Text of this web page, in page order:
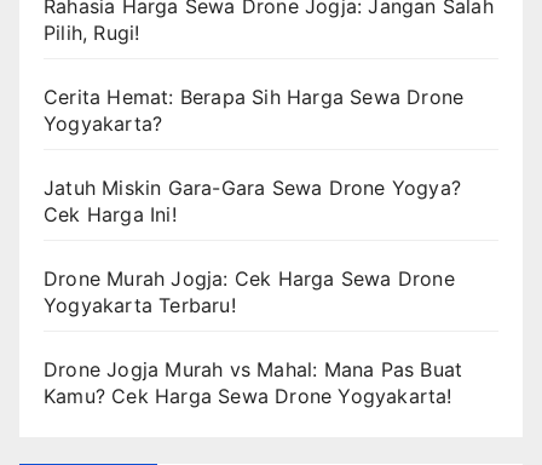
Rahasia Harga Sewa Drone Jogja: Jangan Salah
Pilih, Rugi!
Cerita Hemat: Berapa Sih Harga Sewa Drone
Yogyakarta?
Jatuh Miskin Gara-Gara Sewa Drone Yogya?
Cek Harga Ini!
Drone Murah Jogja: Cek Harga Sewa Drone
Yogyakarta Terbaru!
Drone Jogja Murah vs Mahal: Mana Pas Buat
Kamu? Cek Harga Sewa Drone Yogyakarta!